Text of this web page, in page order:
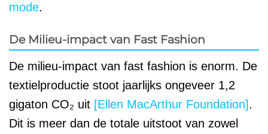
mode.
De Milieu-impact van Fast Fashion
De milieu-impact van fast fashion is enorm. De
textielproductie stoot jaarlijks ongeveer 1,2
gigaton CO₂ uit [Ellen MacArthur Foundation].
Dit is meer dan de totale uitstoot van zowel